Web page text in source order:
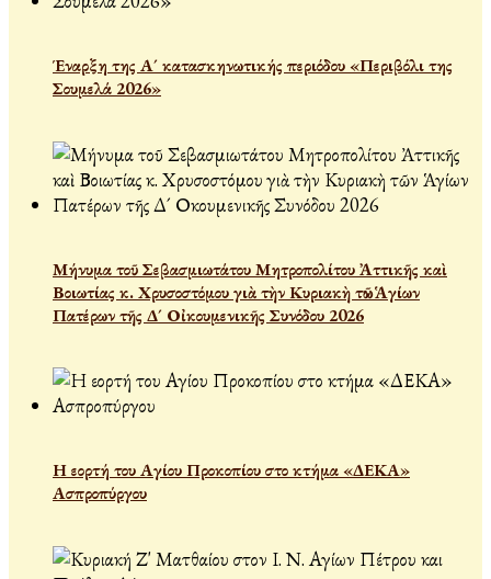
Έναρξη της Α´ κατασκηνωτικής περιόδου «Περιβόλι της
Σουμελά 2026»
Μήνυμα τοῦ Σεβασμιωτάτου Μητροπολίτου Ἀττικῆς καὶ
Βοιωτίας κ. Χρυσοστόμου γιὰ τὴν Κυριακὴ τῶν Ἁγίων
Πατέρων τῆς Δ´ Οἰκουμενικῆς Συνόδου 2026
Η εορτή του Αγίου Προκοπίου στο κτήμα «ΔΕΚΑ»
Ασπροπύργου